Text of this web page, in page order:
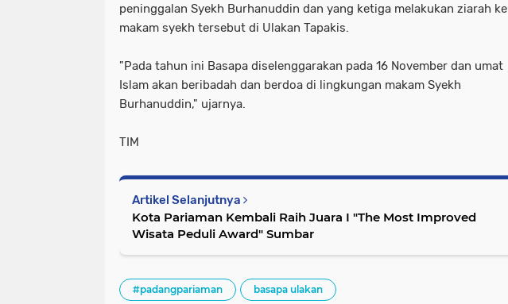
peninggalan Syekh Burhanuddin dan yang ketiga melakukan ziarah ke
makam syekh tersebut di Ulakan Tapakis.
"Pada tahun ini Basapa diselenggarakan pada 16 November dan umat
Islam akan beribadah dan berdoa di lingkungan makam Syekh
Burhanuddin," ujarnya.
TIM
Artikel Selanjutnya
Kota Pariaman Kembali Raih Juara I "The Most Improved
Wisata Peduli Award" Sumbar
#padangpariaman basapa ulakan